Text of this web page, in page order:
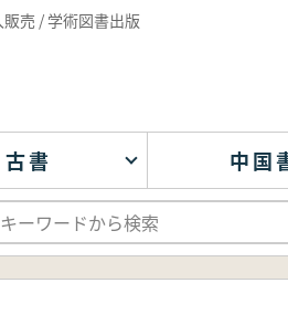
売 / 学術図書出版
古書 中国